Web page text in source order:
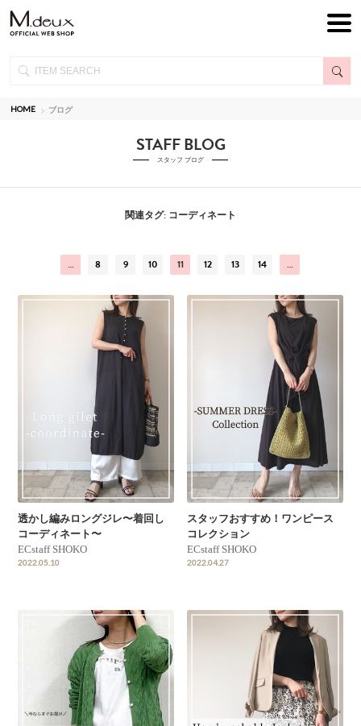
HOME ブログ
STAFF BLOG
スタッフ ブログ
関連タグ: コーディネート
… 8 9 10 11 12 13 14 …
透かし編みロングジレ〜着回し
コーディネート〜
ECstaff SHOKO
2022.05.10
スタッフおすすめ！ワンピース
コレクション
ECstaff SHOKO
2022.04.27